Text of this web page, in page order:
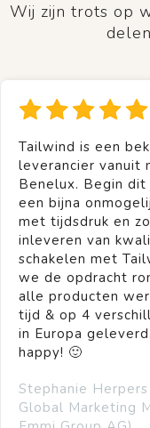
Wij zijn trots op
Tailwind is een
leverancier vanuit
Benelux. Begin dit
een bijna
met tijdsdruk en
inleveren van
schakelen met
we de opdracht
alle producten
tijd & op 4
in Europa
happy! 🙂
Stephanie Herpers
Global Marketing